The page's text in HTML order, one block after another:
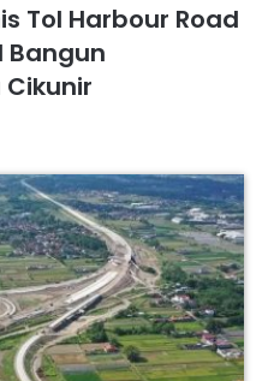
Tol Harbour Road
Bangun